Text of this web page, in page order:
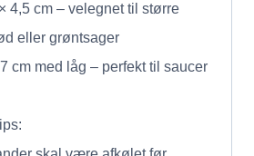
4,5 cm – velegnet til større
eller grøntsager
cm med låg – perfekt til saucer